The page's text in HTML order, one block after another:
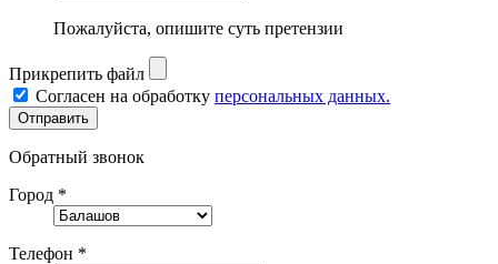
Пожалуйста, опишите суть претензии
Прикрепить файл
Согласен на обработку персональных данных.
Обратный звонок
Город *
Телефон *